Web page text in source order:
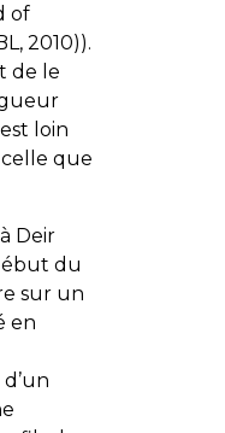
of
2010)).
de le
loin
que
Deir
du
sur un
en